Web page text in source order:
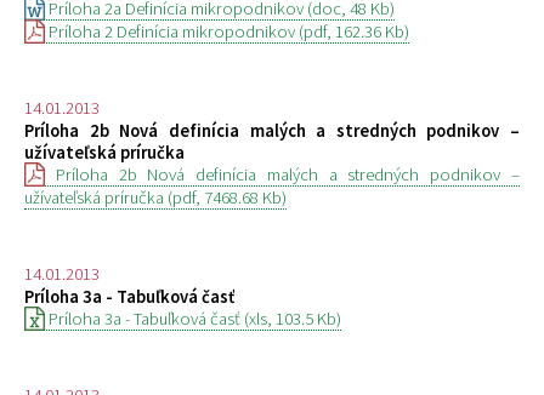
Príloha 2a Definícia mikropodnikov (doc, 48 Kb)
Príloha 2 Definícia mikropodnikov (pdf, 162.36 Kb)
14.01.2013
Príloha 2b Nová definícia malých a stredných podnikov –
užívateľská príručka
Príloha 2b Nová definícia malých a stredných podnikov –
užívateľská príručka (pdf, 7468.68 Kb)
14.01.2013
Príloha 3a - Tabuľková časť
Príloha 3a - Tabuľková časť (xls, 103.5 Kb)